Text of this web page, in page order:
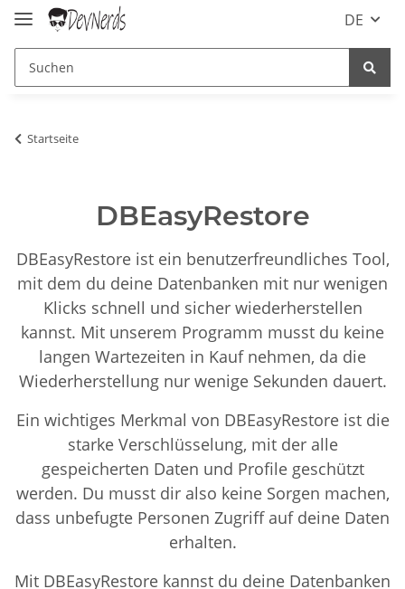
DE
Startseite
DBEasyRestore
DBEasyRestore ist ein benutzerfreundliches Tool,
mit dem du deine Datenbanken mit nur wenigen
Klicks schnell und sicher wiederherstellen
kannst. Mit unserem Programm musst du keine
langen Wartezeiten in Kauf nehmen, da die
Wiederherstellung nur wenige Sekunden dauert.
Ein wichtiges Merkmal von DBEasyRestore ist die
starke Verschlüsselung, mit der alle
gespeicherten Daten und Profile geschützt
werden. Du musst dir also keine Sorgen machen,
dass unbefugte Personen Zugriff auf deine Daten
erhalten.
Mit DBEasyRestore kannst du deine Datenbanken